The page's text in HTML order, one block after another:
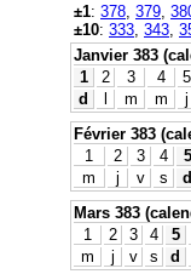
±1: 378 379
±10: 333 343
Janvier 383
1
2 3 4 5
d
l m m j
Février 383
1
2 3 4 5
m
j v s d
Mars 383
1
2 3 4 5
m
j v s d